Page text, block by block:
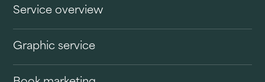
Service overview
Graphic service